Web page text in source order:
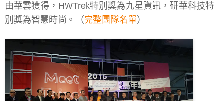
由華雲獲得，HWTrek特別獎為九星資訊，研華科技特
別獎為智慧時尚。（完整團隊名單）